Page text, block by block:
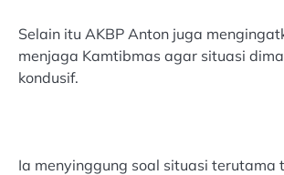
Selain itu AKBP Anton juga
menjaga Kamtibmas agar situasi
kondusif.
Ia menyinggung soal situasi terutama